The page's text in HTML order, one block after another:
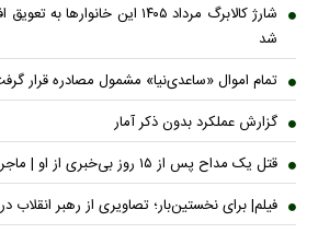
شارژ کالابرگ مرداد ۱۴۰۵ این
شد
تمام اموال «ساعدی‌نیا» مشمول مصادره قرار
گزارش عملکرد بدون ذکر آمار
قتل یک مداح پس از ۱۵ روز بی‌خبری از او | ماجرا چیست؟
فیلم| برای نخستین‌بار؛ تصاویری از رهبر